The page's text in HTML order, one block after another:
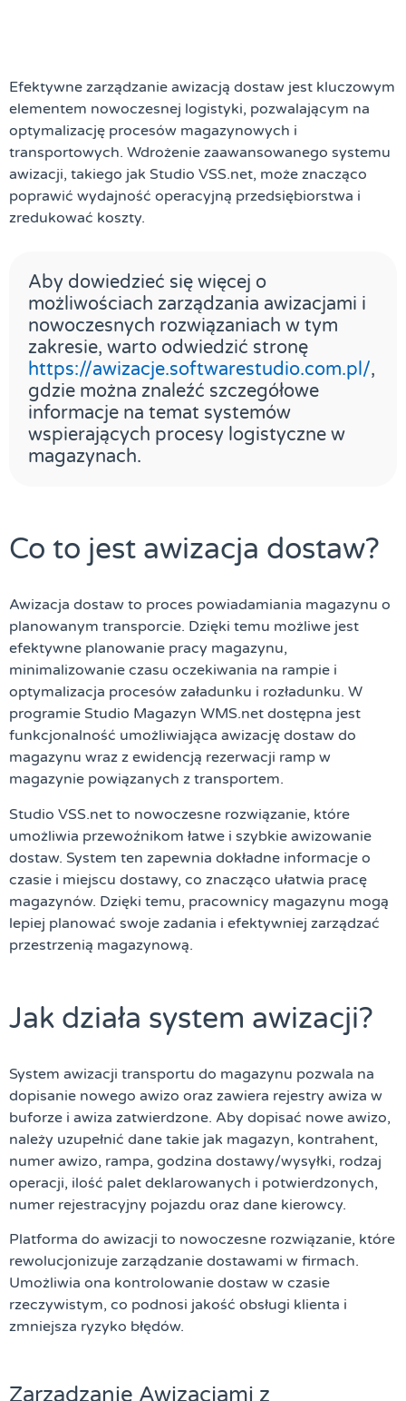
Efektywne zarządzanie awizacją dostaw jest kluczowym
elementem nowoczesnej logistyki, pozwalającym na
optymalizację procesów magazynowych i
transportowych. Wdrożenie zaawansowanego systemu
awizacji, takiego jak Studio VSS.net, może znacząco
poprawić wydajność operacyjną przedsiębiorstwa i
zredukować koszty.
Aby dowiedzieć się więcej o
możliwościachzarządzania awizacjami i
nowoczesnych rozwiązaniach w tym
zakresie, warto odwiedzić stronę
https://awizacje.softwarestudio.com.pl/,
gdzie można znaleźć szczegółowe
informacje na temat systemów
wspierających procesy logistyczne w
magazynach.
Co to jest awizacja dostaw?
Awizacja dostaw to proces powiadamiania magazynu o
planowanym transporcie. Dzięki temu możliwe jest
efektywne planowanie pracy magazynu,
minimalizowanie czasu oczekiwania na rampie i
optymalizacja procesów załadunku i rozładunku. W
programie Studio Magazyn WMS.net dostępna jest
funkcjonalność umożliwiająca awizację dostaw do
magazynu wraz z ewidencją rezerwacji ramp w
magazynie powiązanych z transportem.
Studio VSS.net to nowoczesne rozwiązanie, które
umożliwia przewoźnikom łatwe i szybkie awizowanie
dostaw. System ten zapewnia dokładne informacje o
czasie i miejscu dostawy, co znacząco ułatwia pracę
magazynów. Dzięki temu, pracownicy magazynu mogą
lepiej planować swoje zadania i efektywniej zarządzać
przestrzenią magazynową.
Jak działa system awizacji?
System awizacji transportu do magazynu pozwala na
dopisanie nowego awizo oraz zawiera rejestry awiza w
buforze i awiza zatwierdzone. Aby dopisać nowe awizo,
należy uzupełnić dane takie jak magazyn, kontrahent,
numer awizo, rampa, godzina dostawy/wysyłki, rodzaj
operacji, ilość palet deklarowanych i potwierdzonych,
numer rejestracyjny pojazdu oraz dane kierowcy.
Platforma do awizacji to nowoczesne rozwiązanie, które
rewolucjonizuje zarządzanie dostawami w firmach.
Umożliwia ona kontrolowanie dostaw w czasie
rzeczywistym, co podnosi jakość obsługi klienta i
zmniejsza ryzyko błędów.
Zarządzanie Awizacjami z